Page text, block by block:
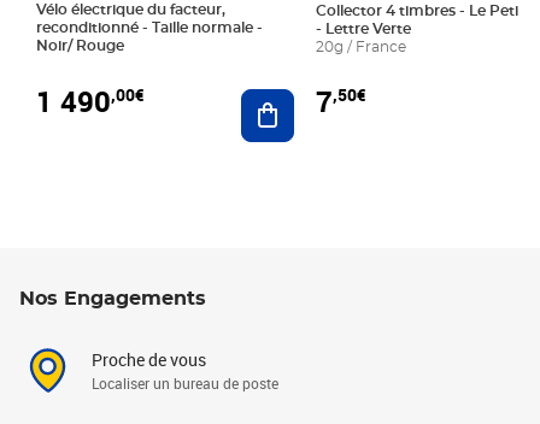
Vélo électrique du facteur,
reconditionné - Taille normale -
Noir/ Rouge
1 490,00€ Ajouter au panier
Collector 4 timbres - Le Petit
- Lettre Verte
20g / France
7,50€
Nos Engagements
Proche de vous
Localiser un bureau de poste